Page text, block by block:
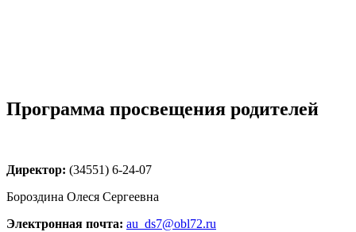
Программа просвещения родителей
Директор: (34551) 6-24-07
Бороздина Олеся Сергеевна
Электронная почта: au_ds7@obl72.ru